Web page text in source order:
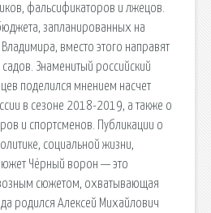
фальсификаторов и лжецов.
запланированных на
вместо этого направят
Знаменитый российский
поделился мнением насчет
в сезоне 2018-2019, а также о
и спортсменов. Публикации о
социальной жизни,
Чёрный ворон — это
сюжетом, охватывающая
родился Алексей Михайлович